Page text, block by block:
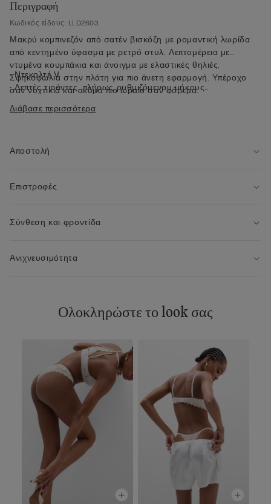
Περιγραφή
Κωδικός είδους: LLD2603
Μακρύ κομπινεζόν από σατέν βισκόζη με ρομαντική λωρίδα
από κεντημένο ύφασμα με ρετρό στυλ. Λεπτομέρεια με
ντυμένα κουμπάκια και άνοιγμα με ελαστικές θηλιές.
Σφηκοφωλιά στην πλάτη για πιο άνετη εφαρμογή. Υπέροχο
σαν νυχτικιά και ακόμα πιο ωραίο σαν φόρεμα.
• Ντεκολτέ V
• Λεπτές τιράντες, πλήρως ρυθμιζόμενου μήκους
• Το μοντέλο έχει ύψος 175 εκ. και φοράει μέγεθος 2 / S
Διάβασε περισσότερα
Αποστολή
Επιστροφές
Σύνθεση και φροντίδα
Ανιχνευσιμότητα
Ολοκληρώστε το look σας